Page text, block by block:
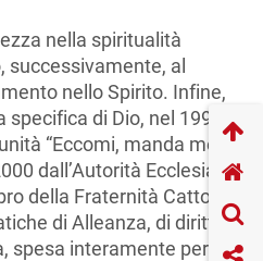
nella spiritualità
successivamente, al
nello Spirito. Infine,
di Dio, nel 1993
“Eccomi, manda me!”,
dall’Autorità Ecclesiale
della Fraternità Cattolica
di Alleanza, di diritto
spesa interamente per il